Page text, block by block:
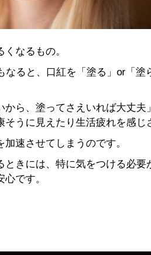
なるもの。
ると、口紅を「塗る」or「塗
ら、塗ってさえいれば大丈
うに見えたり生活疲れを感じ
速させてしまうのです。
きには、特に気をつける必
です。